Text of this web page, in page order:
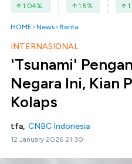
1.04% 1.5%
HOME News Berita
INTERNASIONAL
'Tsunami'
Negara Ini, Kian
Kolaps
tfa, CNBC Indonesia
12 January 2026 21:30